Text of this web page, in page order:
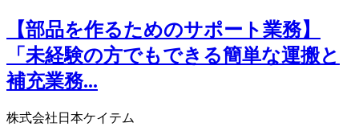
【部品を作るためのサポート業務】
「未経験の方でもできる簡単な運搬と
補充業務...
株式会社日本ケイテム